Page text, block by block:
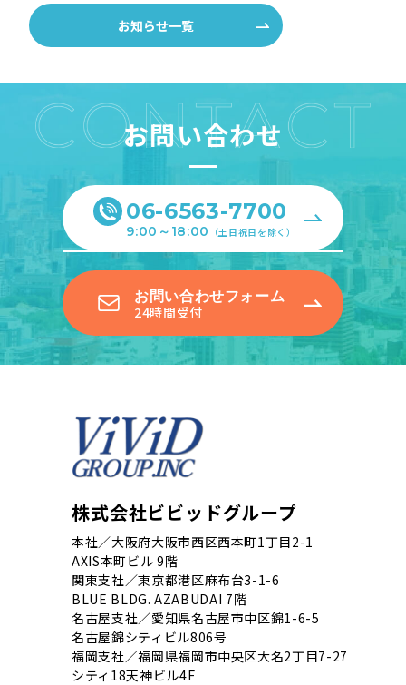
お知らせ一覧
お問い合わせ
06-6563-7700
9:00～18:00 （土日祝日を除く）
お問い合わせフォーム
24時間受付
株式会社ビビッドグループ
本社／大阪府大阪市西区西本町1丁目2-1
AXIS本町ビル 9階
関東支社／東京都港区麻布台3-1-6
BLUE BLDG. AZABUDAI 7階
名古屋支社／愛知県名古屋市中区錦1-6-5
名古屋錦シティビル806号
福岡支社／福岡県福岡市中央区大名2丁目7-27
シティ18天神ビル4F